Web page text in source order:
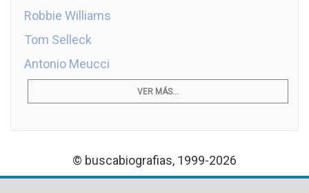
Robbie Williams
Tom Selleck
Antonio Meucci
VER MÁS...
© buscabiografias, 1999-2026